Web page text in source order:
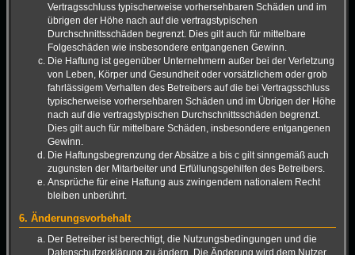
Vertragsschluss typischerweise vorhersehbaren Schäden und im
übrigen der Höhe nach auf die vertragstypischen
Durchschnittsschäden begrenzt. Dies gilt auch für mittelbare
Folgeschäden wie insbesondere entgangenen Gewinn.
Die Haftung ist gegenüber Unternehmern außer bei der Verletzung
von Leben, Körper und Gesundheit oder vorsätzlichem oder grob
fahrlässigem Verhalten des Betreibers auf die bei Vertragsschluss
typischerweise vorhersehbaren Schäden und im Übrigen der Höhe
nach auf die vertragstypischen Durchschnittsschäden begrenzt.
Dies gilt auch für mittelbare Schäden, insbesondere entgangenen
Gewinn.
Die Haftungsbegrenzung der Absätze a bis c gilt sinngemäß auch
zugunsten der Mitarbeiter und Erfüllungsgehilfen des Betreibers.
Ansprüche für eine Haftung aus zwingendem nationalem Recht
bleiben unberührt.
6. Änderungsvorbehalt
Der Betreiber ist berechtigt, die Nutzungsbedingungen und die
Datenschutzerklärung zu ändern. Die Änderung wird dem Nutzer